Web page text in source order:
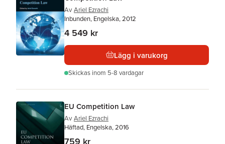
Av Ariel Ezrachi
Inbunden, Engelska, 2012
4 549 kr
Lägg i varukorg
Skickas inom 5-8 vardagar
EU Competition Law
Av Ariel Ezrachi
Häftad, Engelska, 2016
759 kr